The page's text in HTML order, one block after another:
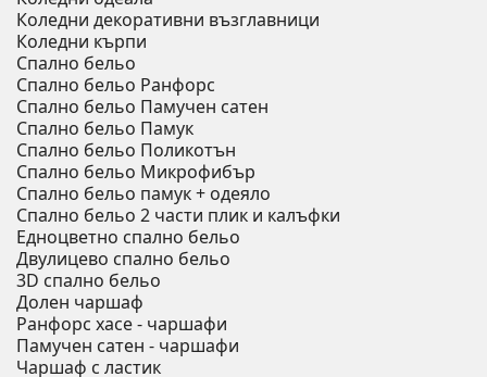
Коледни декоративни възглавници
Коледни кърпи
Спално бельо
Спално бельо Ранфорс
Спално бельо Памучен сатен
Спално бельо Памук
Спално бельо Поликотън
Спално бельо Микрофибър
Спално бельо памук + одеяло
Спално бельо 2 части плик и калъфки
Eдноцветно спално бельо
Двулицево спално бельо
3D спално бельо
Долен чаршаф
Ранфорс хасе - чаршафи
Памучен сатен - чаршафи
Чаршаф с ластик